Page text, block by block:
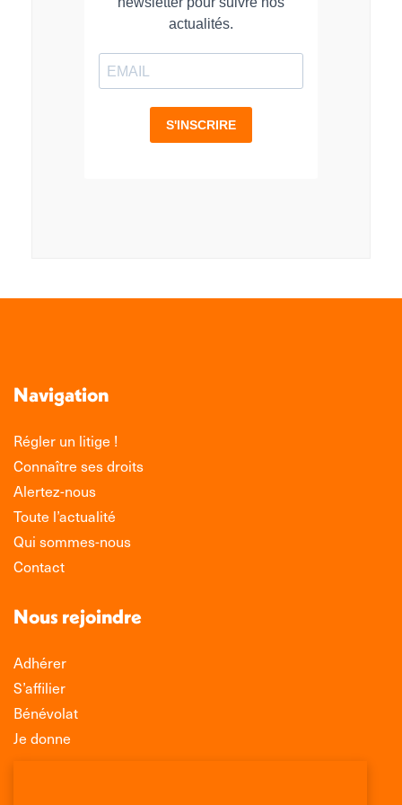
Navigation
Régler un litige !
Connaître ses droits
Alertez-nous
Toute l’actualité
Qui sommes-nous
Contact
Nous rejoindre
Adhérer
S’affilier
Bénévolat
Je donne